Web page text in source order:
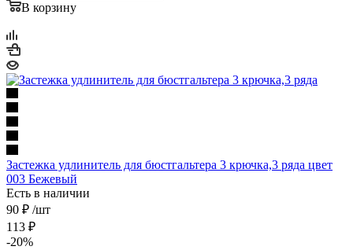
В корзину
Застежка удлинитель для бюстгальтера 3 крючка,3 ряда цвет
003 Бежевый
Есть в наличии
90 ₽ /шт
113 ₽
-20%